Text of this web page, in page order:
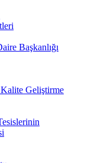
Başkanlığı
Geliştirme